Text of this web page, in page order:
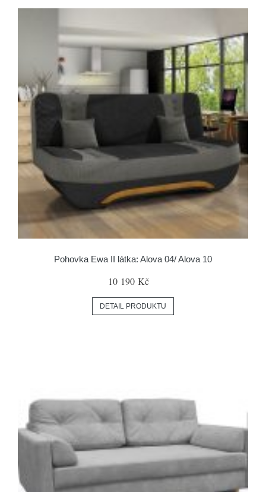
Pohovka Ewa II látka: Alova 04/ Alova 10
10 190 Kč
DETAIL PRODUKTU